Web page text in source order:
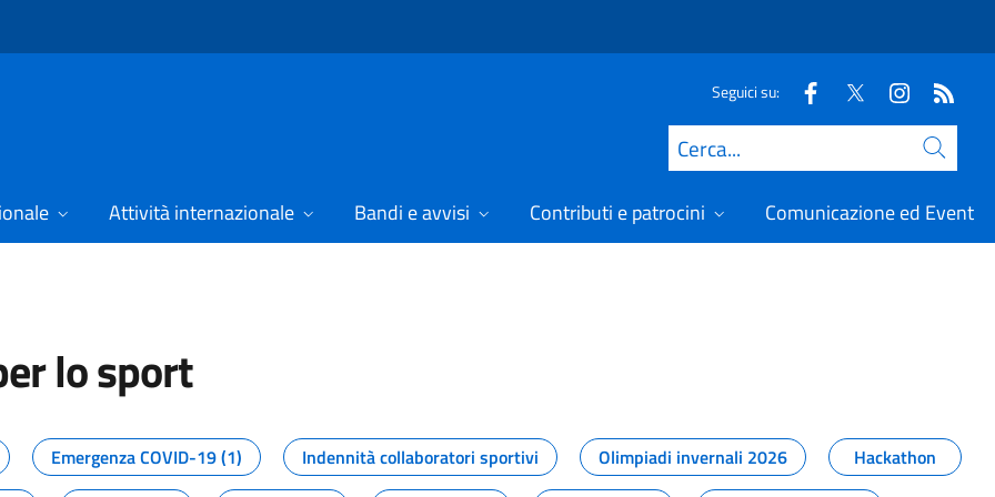
Seguici su:
Cerca
Attività internazionale Bandi e avvisi Contributi e patrocini Comunicazione ed Eventi
lo sport
dal Dipartimento per lo sport
Emergenza COVID-19 (1) Indennità collaboratori sportivi Olimpiadi invernali 2026
Hackathon